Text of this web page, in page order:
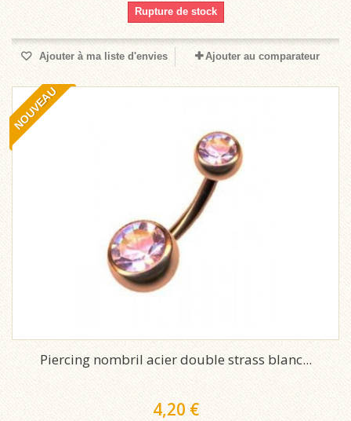
Rupture de stock
Ajouter à ma liste d'envies Ajouter au comparateur
NOUVEAU
Piercing nombril acier double strass blanc...
4,20 €